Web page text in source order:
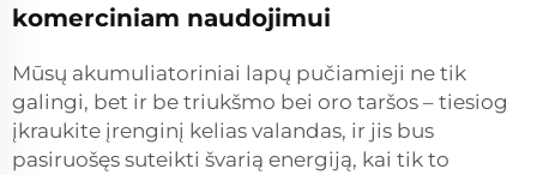
komerciniam naudojimui
Mūsų akumuliatoriniai lapų pučiamieji ne tik
galingi, bet ir be triukšmo bei oro taršos – tiesiog
įkraukite įrenginį kelias valandas, ir jis bus
pasiruošęs suteikti švarią energiją, kai tik to